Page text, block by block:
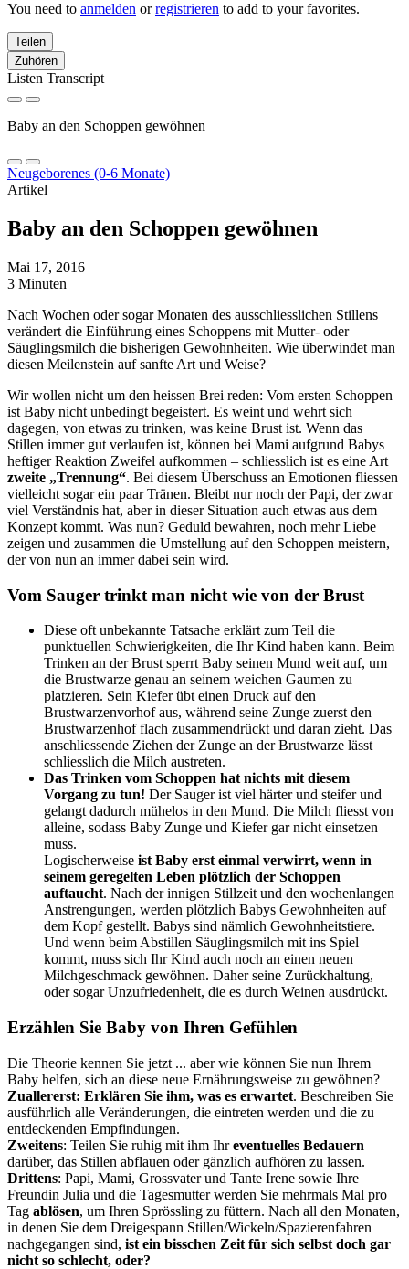
You need to anmelden orregistrieren to add to your favorites.
Teilen
Zuhören
Listen Transcript
Baby an den Schoppen gewöhnen
Neugeborenes (0-6 Monate)
Artikel
Baby an den Schoppen gewöhnen
Mai 17, 2016
3 Minuten
Nach Wochen oder sogar Monaten des ausschliesslichen Stillens
verändert die Einführung eines Schoppens mit Mutter- oder
Säuglingsmilch die bisherigen Gewohnheiten. Wie überwindet man
diesen Meilenstein auf sanfte Art und Weise?
Wir wollen nicht um den heissen Brei reden: Vom ersten Schoppen
ist Baby nicht unbedingt begeistert. Es weint und wehrt sich
dagegen, von etwas zu trinken, was keine Brust ist. Wenn das
Stillen immer gut verlaufen ist, können bei Mami aufgrund Babys
heftiger Reaktion Zweifel aufkommen – schliesslich ist es eine Art
zweite „Trennung“. Bei diesem Überschuss an Emotionen fliessen
vielleicht sogar ein paar Tränen. Bleibt nur noch der Papi, der zwar
viel Verständnis hat, aber in dieser Situation auch etwas aus dem
Konzept kommt. Was nun? Geduld bewahren, noch mehr Liebe
zeigen und zusammen die Umstellung auf den Schoppen meistern,
der von nun an immer dabei sein wird.
Vom Sauger trinkt man nicht wie von der Brust
Diese oft unbekannte Tatsache erklärt zum Teil die
punktuellen Schwierigkeiten, die Ihr Kind haben kann. Beim
Trinken an der Brust sperrt Baby seinen Mund weit auf, um
die Brustwarze genau an seinem weichen Gaumen zu
platzieren. Sein Kiefer übt einen Druck auf den
Brustwarzenvorhof aus, während seine Zunge zuerst den
Brustwarzenhof flach zusammendrückt und daran zieht. Das
anschliessende Ziehen der Zunge an der Brustwarze lässt
schliesslich die Milch austreten.
Das Trinken vom Schoppen hat nichts mit diesem
Vorgang zu tun! Der Sauger ist viel härter und steifer und
gelangt dadurch mühelos in den Mund. Die Milch fliesst von
alleine, sodass Baby Zunge und Kiefer gar nicht einsetzen
muss.
Logischerweise ist Baby erst einmal verwirrt, wenn in
seinem geregelten Leben plötzlich der Schoppen
auftaucht. Nach der innigen Stillzeit und den wochenlangen
Anstrengungen, werden plötzlich Babys Gewohnheiten auf
dem Kopf gestellt. Babys sind nämlich Gewohnheitstiere.
Und wenn beim Abstillen Säuglingsmilch mit ins Spiel
kommt, muss sich Ihr Kind auch noch an einen neuen
Milchgeschmack gewöhnen. Daher seine Zurückhaltung,
oder sogar Unzufriedenheit, die es durch Weinen ausdrückt.
Erzählen Sie Baby von Ihren Gefühlen
Die Theorie kennen Sie jetzt ... aber wie können Sie nun Ihrem
Baby helfen, sich an diese neue Ernährungsweise zu gewöhnen?
Zuallererst: Erklären Sie ihm, was es erwartet. Beschreiben Sie
ausführlich alle Veränderungen, die eintreten werden und die zu
entdeckenden Empfindungen.
Zweitens: Teilen Sie ruhig mit ihm Ihreventuelles Bedauern
darüber, das Stillen abflauen oder gänzlich aufhören zu lassen.
Drittens: Papi, Mami, Grossvater und Tante Irene sowie Ihre
Freundin Julia und die Tagesmutter werden Sie mehrmals Mal pro
Tag ablösen, um Ihren Sprössling zu füttern. Nach all den Monaten,
in denen Sie dem Dreigespann Stillen/Wickeln/Spazierenfahren
nachgegangen sind, ist ein bisschen Zeit für sich selbst doch gar
nicht so schlecht, oder?